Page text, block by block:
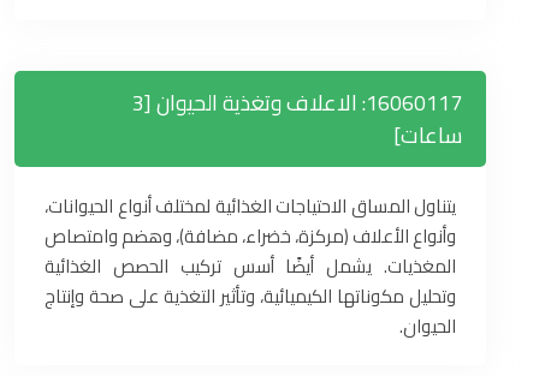
16060117: الاعلاف وتغذية الحيوان [3
ساعات]
يتناول المساق الاحتياجات الغذائية لمختلف أنواع الحيوانات،
وأنواع الأعلاف (مركزة، خضراء، مضافة)، وهضم وامتصاص
المغذيات. يشمل أيضًا أسس تركيب الحصص الغذائية
وتحليل مكوناتها الكيميائية، وتأثير التغذية على صحة وإنتاج
الحيوان.